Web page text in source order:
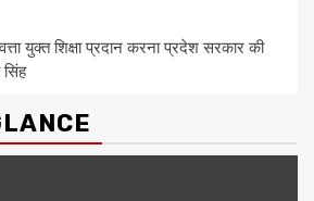
युक्त शिक्षा प्रदान करना प्रदेश सरकार की
सिंह